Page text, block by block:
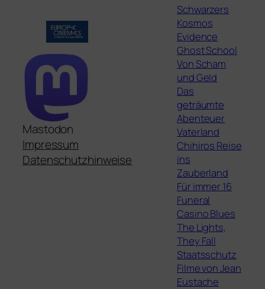
Mastodon
Impressum
Datenschutzhinweise
Schwarzers
Kosmos
Evidence
Ghost School
Von Scham
und Geld
Das
geträumte
Abenteuer
Vaterland
Chihiros Reise
ins
Zauberland
Für immer 16
Funeral
Casino Blues
The Lights,
They Fall
Staatsschutz
Filme von Jean
Eustache